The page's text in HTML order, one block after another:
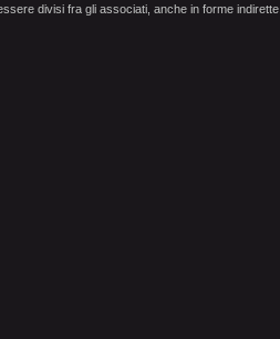
divisi fra gli associati, anche in forme indirette.